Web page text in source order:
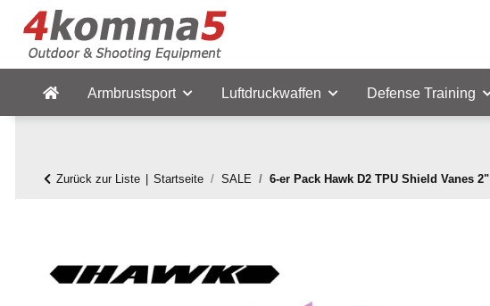
Armbrustsport Luftdruckwaffen Defense Training
Zurück zur Liste Startseite SALE 6-er Pack Hawk D2 TPU Shield Vanes 2"